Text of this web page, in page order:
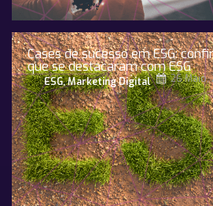
Cases de sucesso em ESG:
que se destacaram com ESG
ESG,Marketing Digital 26 Maio,